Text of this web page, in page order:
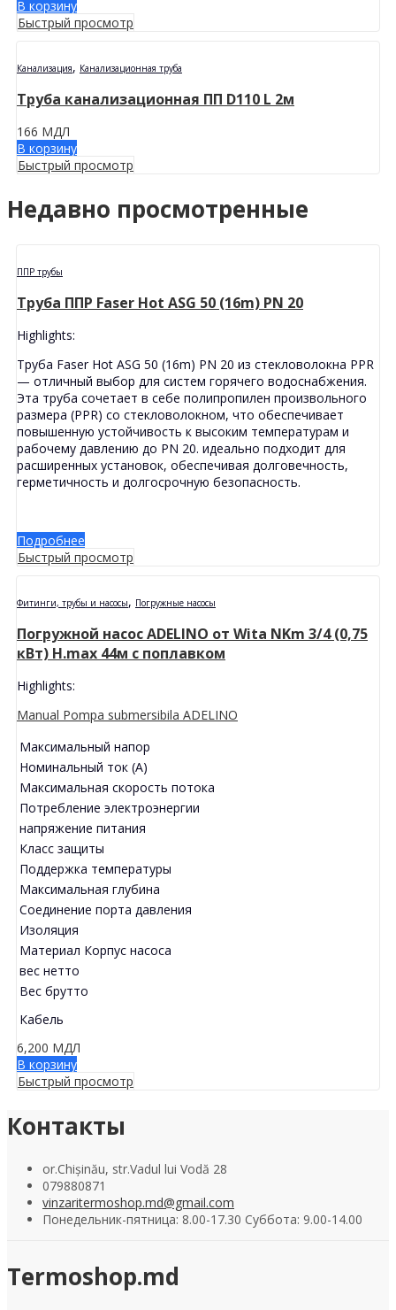
В корзину
Быстрый просмотр
Канализация, Канализационная труба
Труба канализационная ПП D110 L 2м
166 МДЛ
В корзину
Быстрый просмотр
Недавно просмотренные
ППР трубы
Труба ППР Faser Hot ASG 50 (16m) PN 20
Highlights:
Труба Faser Hot ASG 50 (16m) PN 20 из стекловолокна PPR
— отличный выбор для систем горячего водоснабжения.
Эта труба сочетает в себе полипропилен произвольного
размера (PPR) со стекловолокном, что обеспечивает
повышенную устойчивость к высоким температурам и
рабочему давлению до PN 20. идеально подходит для
расширенных установок, обеспечивая долговечность,
герметичность и долгосрочную безопасность.
Подробнее
Быстрый просмотр
Фитинги, трубы и насосы, Погружные насосы
Погружной насос ADELINO от Wita NKm 3/4 (0,75
кВт) H.max 44м с поплавком
Highlights:
Manual Pompa submersibila ADELINO
Максимальный напор
Номинальный ток (А)
Максимальная скорость потока
Потребление электроэнергии
напряжение питания
Класс защиты
Поддержка температуры
Максимальная глубина
Соединение порта давления
Изоляция
Материал Корпус насоса
вес нетто
Вес брутто
Кабель
6,200 МДЛ
В корзину
Быстрый просмотр
Контакты
or.Chișinău, str.Vadul lui Vodă 28
079880871
vinzaritermoshop.md@gmail.com
Понедельник-пятница: 8.00-17.30 Суббота: 9.00-14.00
Termoshop.md